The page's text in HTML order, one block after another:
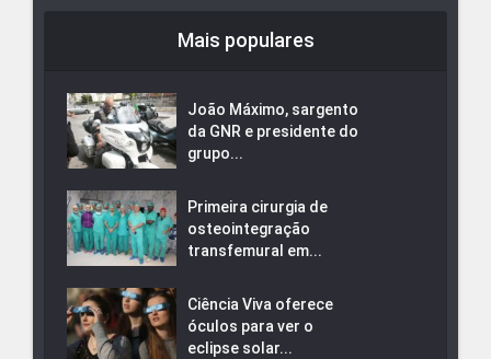
Mais populares
João Máximo, sargento
da GNR e presidente do
grupo...
Primeira cirurgia de
osteointegração
transfemural em...
Ciência Viva oferece
óculos para ver o
eclipse solar...